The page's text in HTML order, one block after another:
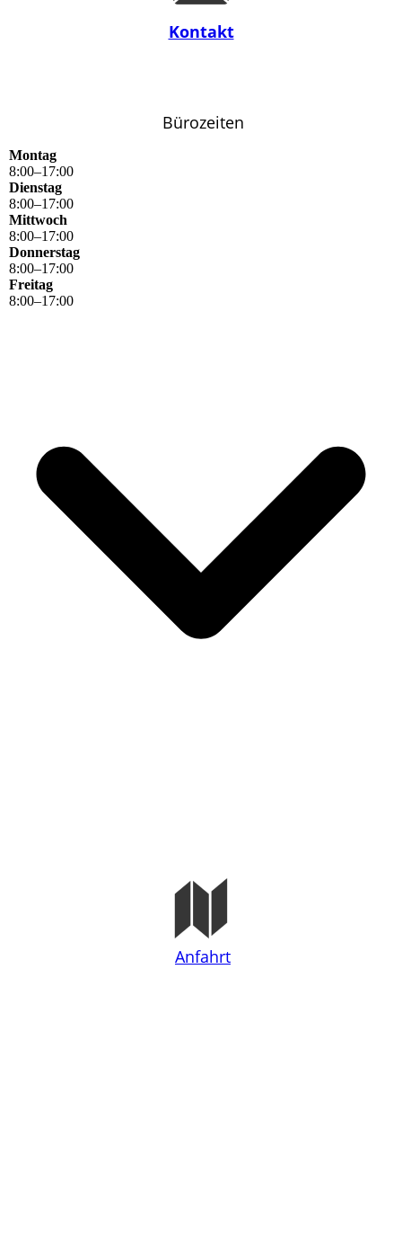
Kontakt
Bürozeiten
Montag
8:00–17:00
Dienstag
8:00–17:00
Mittwoch
8:00–17:00
Donnerstag
8:00–17:00
Freitag
8:00–17:00
Anfahrt